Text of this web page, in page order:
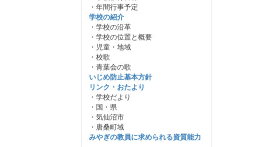
・年間行事予定
学校の紹介
・学校の沿革
・学校の位置と概要
・児童・地域
・校歌
・青葉会の歌
いじめ防止基本方針
リンク・おたより
・学校だより
・国・県
・気仙沼市
・唐桑町域
みやぎの教員に求められる資質能力